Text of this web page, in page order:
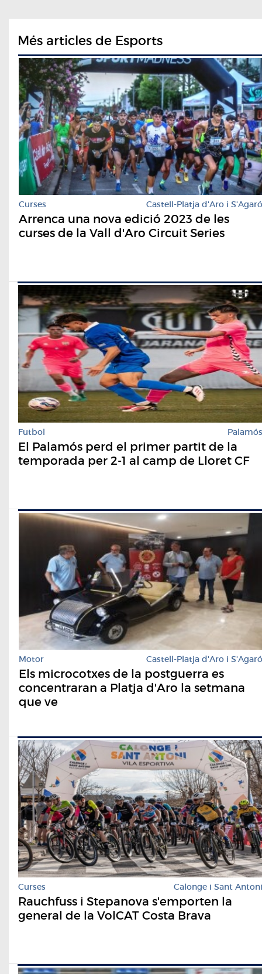
Més articles de Esports
Curses Castell-Platja d'Aro i S'Agaró
Arrenca una nova edició 2023 de les
curses de la Vall d'Aro Circuit Series
Futbol Palamós
El Palamós perd el primer partit de la
temporada per 2-1 al camp de Lloret CF
Motor Castell-Platja d'Aro i S'Agaró
Els microcotxes de la postguerra es
concentraran a Platja d'Aro la setmana
que ve
Curses Calonge i Sant Antoni
Rauchfuss i Stepanova s'emporten la
general de la VolCAT Costa Brava